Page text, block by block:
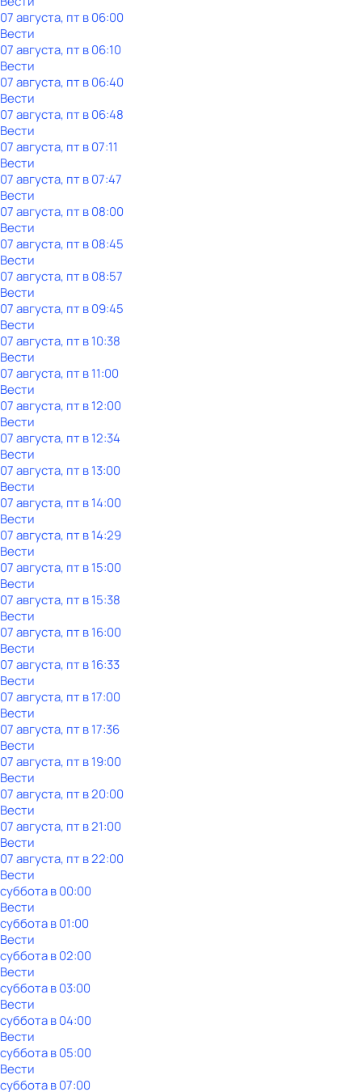
07 августа, пт в 06:00
Вести
07 августа, пт в 06:10
Вести
07 августа, пт в 06:40
Вести
07 августа, пт в 06:48
Вести
07 августа, пт в 07:11
Вести
07 августа, пт в 07:47
Вести
07 августа, пт в 08:00
Вести
07 августа, пт в 08:45
Вести
07 августа, пт в 08:57
Вести
07 августа, пт в 09:45
Вести
07 августа, пт в 10:38
Вести
07 августа, пт в 11:00
Вести
07 августа, пт в 12:00
Вести
07 августа, пт в 12:34
Вести
07 августа, пт в 13:00
Вести
07 августа, пт в 14:00
Вести
07 августа, пт в 14:29
Вести
07 августа, пт в 15:00
Вести
07 августа, пт в 15:38
Вести
07 августа, пт в 16:00
Вести
07 августа, пт в 16:33
Вести
07 августа, пт в 17:00
Вести
07 августа, пт в 17:36
Вести
07 августа, пт в 19:00
Вести
07 августа, пт в 20:00
Вести
07 августа, пт в 21:00
Вести
07 августа, пт в 22:00
Вести
субботав00:00
Вести
субботав01:00
Вести
субботав02:00
Вести
субботав03:00
Вести
субботав04:00
Вести
субботав05:00
Вести
субботав07:00